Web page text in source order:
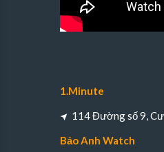
1.Minute
114 Đường số 9,
Bảo Anh Watch